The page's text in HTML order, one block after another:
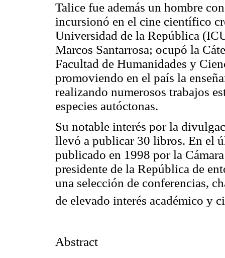
Talice fue además un hombre
incursionó en el cine científico
Universidad de la República
Marcos Santarrosa; ocupó la
Facultad de Humanidades y
promoviendo en el país la
realizando numerosos trabajos
especies autóctonas.
Su notable interés por la
llevó a publicar 30 libros. En el
publicado en 1998 por la
presidente de la República de
una selección de conferencias,
de elevado interés académico y
Abstract